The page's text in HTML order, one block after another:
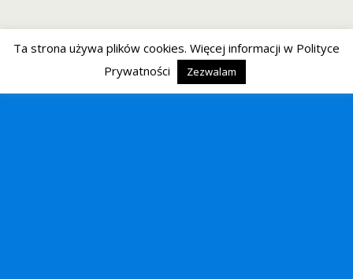
Ta strona używa plików cookies. Więcej informacji w Polityce
Prywatności
Zezwalam